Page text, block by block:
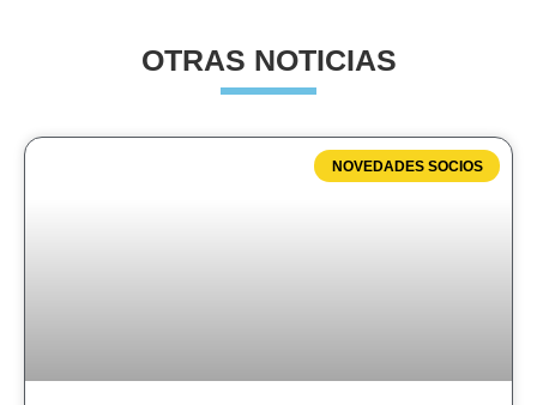
OTRAS NOTICIAS
NOVEDADES SOCIOS